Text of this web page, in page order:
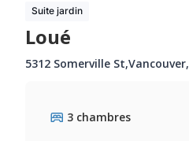
Suite jardin
Loué
5312 Somerville St,Vancouver,
3 chambres